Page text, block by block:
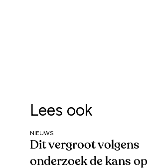
Lees ook
NIEUWS
Dit vergroot volgens
onderzoek de kans